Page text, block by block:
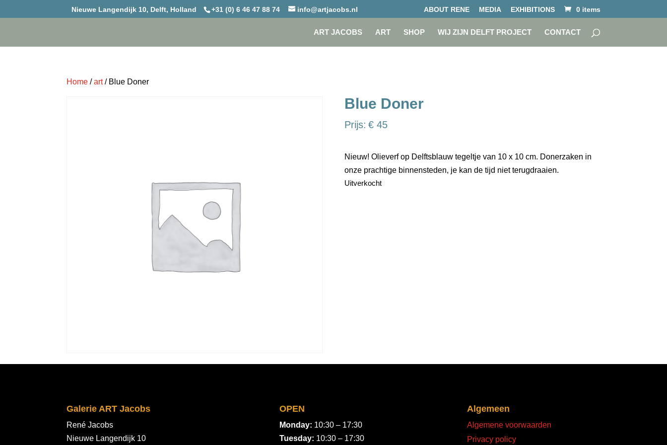
Nieuwe Langendijk 10, Delft, Holland +31 (0) 6 46 47 88 74 info@artjacobs.nl ABOUT RENE MEDIA EXHIBITIONS 0 items
ART JACOBS ART SHOP WIJ ZIJN DELFT PROJECT CONTACT
Home /art/ Blue Doner
Blue Doner
Prijs: €45
Nieuw! Olieverf op Delftsblauw tegeltje van 10 x 10 cm. Donerzaken in
onze prachtige binnensteden, je kan de tijd niet terugdraaien.
Uitverkocht
Galerie ART Jacobs
René Jacobs
Nieuwe Langendijk 10
OPEN
Monday: 10:30 – 17:30
Tuesday: 10:30 – 17:30
Algemeen
Algemene voorwaarden
Privacy policy